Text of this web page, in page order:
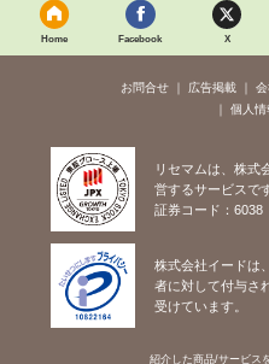
Home Facebook X
お問合せ 広告掲載
個人情
リセマムは、株式
営するサービスです
証券コード：6038
株式会社イードは
者に対して付与さ
受けています。
紹介した商品/サービス